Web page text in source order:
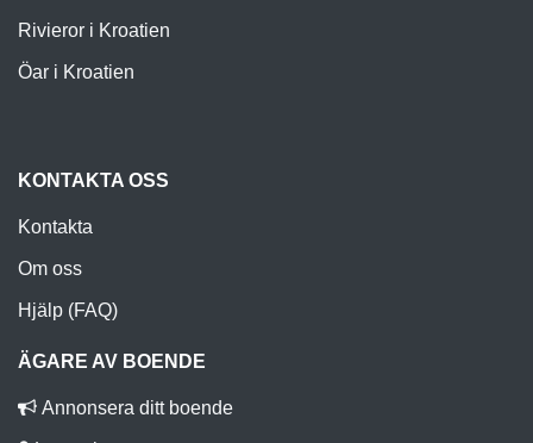
Rivieror i Kroatien
Öar i Kroatien
KONTAKTA OSS
Kontakta
Om oss
Hjälp (FAQ)
ÄGARE AV BOENDE
Annonsera ditt boende